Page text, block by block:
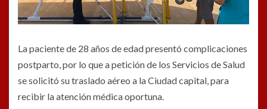
La paciente de 28 años de edad presentó complicaciones
postparto, por lo que a petición de los Servicios de Salud
se solicitó su traslado aéreo a la Ciudad capital, para
recibir la atención médica oportuna.